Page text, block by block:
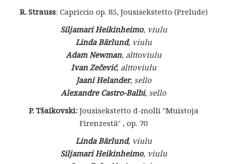
R. Strauss: Capriccio op. 85, Jousisekstetto (Prelude)
Siljamari Heikinheimo, viulu
Linda Bärlund, viulu
Adam Newman, alttoviulu
Ivan Zečević, alttoviulu
Jaani Helander, sello
Alexandre Castro-Balbi, sello
P. Tšaikovski: Jousisekstetto d-molli "Muistoja
Firenzestä" , op. 70
Linda Bärlund, viulu
Siljamari Heikinheimo, viulu